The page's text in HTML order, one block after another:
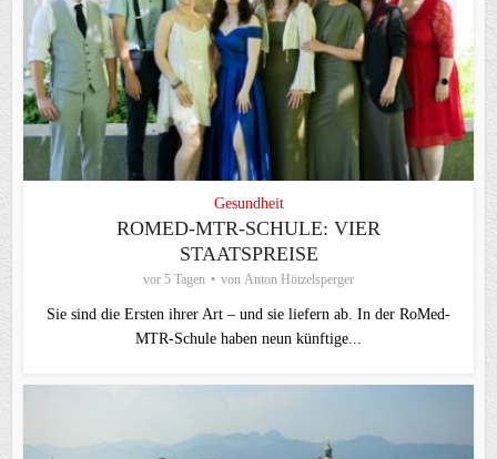
Gesundheit
ROMED-MTR-SCHULE: VIER
STAATSPREISE
vor 5 Tagen von Anton Hötzelsperger
Sie sind die Ersten ihrer Art – und sie liefern ab. In der RoMed-
MTR-Schule haben neun künftige...